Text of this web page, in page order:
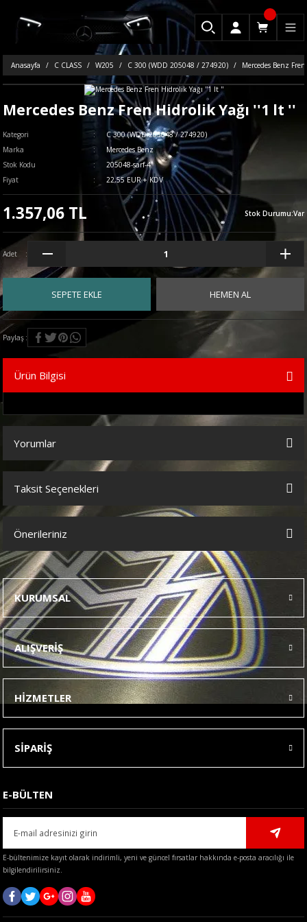
Anasayfa C CLASS W205 C 300 (WDD 205048 / 274920) Mercedes Benz
Mercedes Benz Fren Hidrolik Yağı ''1 lt ''
Kategori
C 300 (WDD 205048 / 274920)
Marka
Mercedes Benz
Stok Kodu
205048-sarf-4
Fiyat
22,55 EUR + KDV
1.357,06 TL Stok Durumu:Var
Adet
SEPETE EKLE HEMEN AL
Paylaş
Ürün Bilgisi
Yorumlar
Bu ürüne ilk yorumu siz yapın!
Taksit Seçenekleri
Önerileriniz
Bu ürünün fiyat bilgisi, resim, ürün açıklamalarında ve diğer
konularda yetersiz gördüğünüz noktaları öneri formunu kullanarak
tarafımıza iletebilirsiniz.
Görüş ve önerileriniz için teşekkür ederiz.
Ürün resmi kalitesiz, bozuk veya görüntülenemiyor.
Ürün açıklamasında eksik bilgiler bulunuyor.
Ürün bilgilerinde hatalar bulunuyor.
Ürün fiyatı diğer sitelerden daha pahalı.
Bu ürüne benzer farklı alternatifler olmalı.
Gönder
KURUMSAL
ALIŞVERİŞ
HİZMETLER
SİPARİŞ
E-BÜLTEN
E-bültenimize kayıt olarak indirimli, yeni ve güncel fırsatlar hakkında e-posta aracılığı ile
bilgilendirilirsiniz.